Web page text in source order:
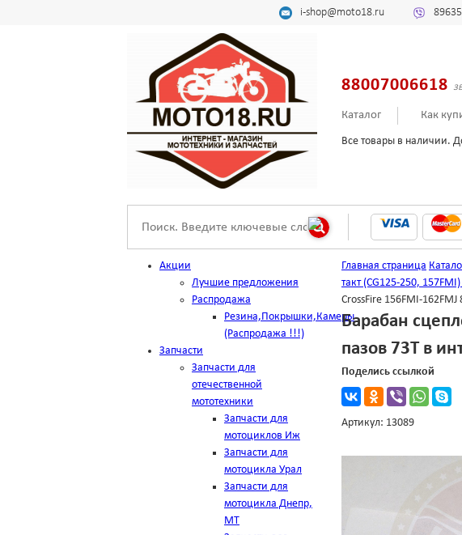
i-shop@moto18.ru
88007006618
Каталог Как
Все товары в наличии.
Акции
Лучшие предложения
Распродажа
Резина,Покрышки,Камеры
(Распродажа !!!)
Запчасти
Запчасти для
отечественной
мототехники
Запчасти для
мотоциклов Иж
Запчасти для
мотоцикла Урал
Запчасти для
мотоцикла Днепр,
МТ
Главная страница
такт (CG125-250,
CrossFire 156FMI-
Барабан
пазов 73T в
Поделись ссылкой
Артикул: 13089